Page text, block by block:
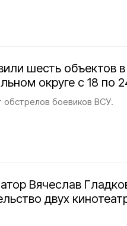
шесть объектов в
округе с 18 по
боевиков ВСУ.
Вячеслав
двух